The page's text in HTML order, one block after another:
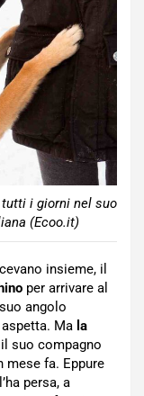
tutti i giorni nel suo
(Ecoo.it)
insieme, il
per arrivare al
angolo
Ma la
suo compagno
mese fa. Eppure
persa, a